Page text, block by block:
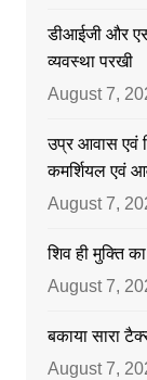
डीआईजी और
व्यवस्था परखी
August 7,
उप्र आवास एवं
कमर्शियल एवं
August 7,
शिव ही मुक्ति
August 7,
बकाया सारा
August 7,